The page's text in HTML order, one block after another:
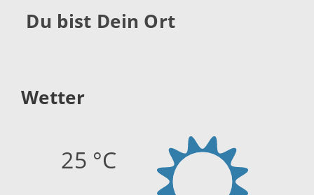
Du bist Dein Ort
Wetter
25 °C